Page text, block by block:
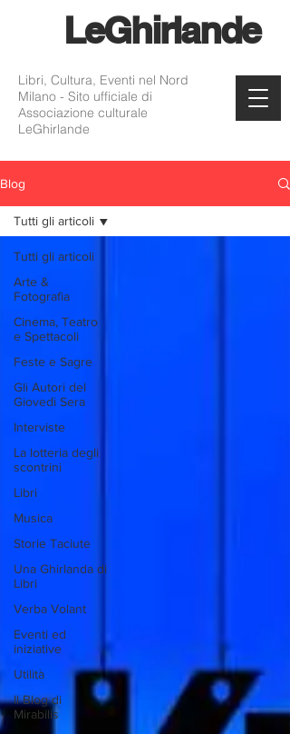
LeGhirlande
Libri, Cultura, Eventi nel Nord
Milano - Sito ufficiale di
Associazione culturale
LeGhirlande
Blog
Tutti gli articoli
Arte &
Fotografia
Cinema, Teatro
e Spettacoli
Feste e Sagre
Gli Autori del
Giovedì Sera
Interviste
La lotteria degli
scontrini
Libri
Musica
Storie Taciute
Una Ghirlanda di
Libri
Verba Volant
Eventi ed
iniziative
Utilità
Il Blog di
Mirabilis
Tutti gli articoli